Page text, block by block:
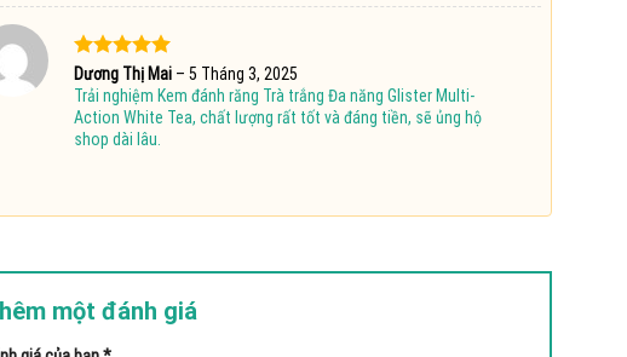
Được xếp
hạng55
sao
Dương Thị Mai – 5 Tháng 3, 2025
Trải nghiệm Kem đánh răng Trà trắng Đa năng Glister Multi-
Action White Tea, chất lượng rất tốt và đáng tiền, sẽ ủng hộ
shop dài lâu.
một đánh giá